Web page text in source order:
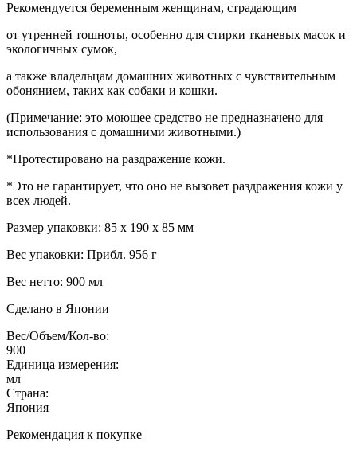
Рекомендуется беременным женщинам, страдающим
от утренней тошноты, особенно для стирки тканевых масок и
экологичных сумок,
а также владельцам домашних животных с чувствительным
обонянием, таких как собаки и кошки.
(Примечание: это моющее средство не предназначено для
использования с домашними животными.)
*Протестировано на раздражение кожи.
*Это не гарантирует, что оно не вызовет раздражения кожи у
всех людей.
Размер упаковки: 85 x 190 x 85 мм
Вес упаковки: Прибл. 956 г
Вес нетто: 900 мл
Сделано в Японии
Вес/Объем/Кол-во:
900
Единица измерения:
мл
Страна:
Япония
Рекомендация к покупке